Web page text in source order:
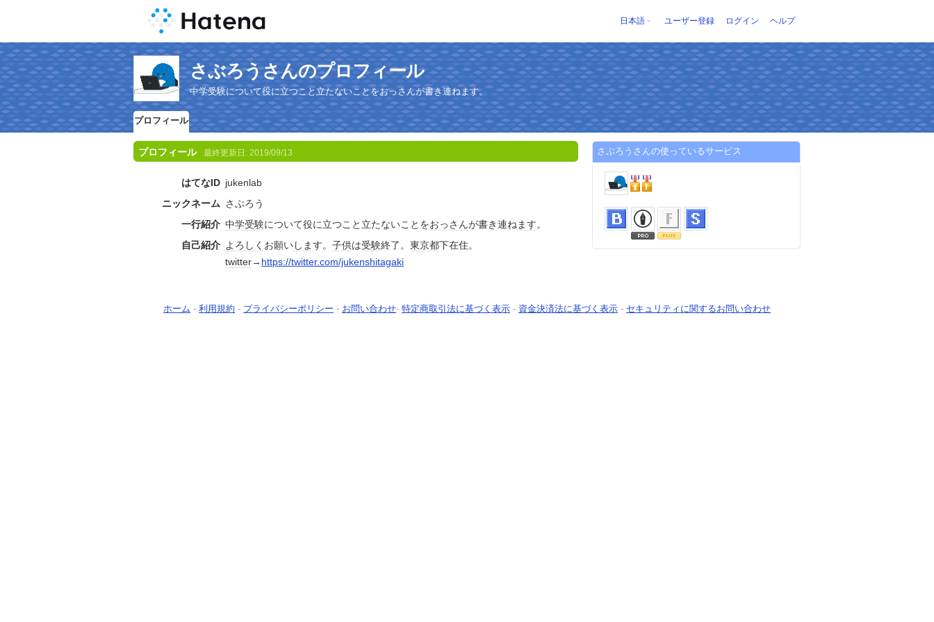
日本語 ユーザー登録 ログイン ヘルプ
さぶろうさんのプロフィール
中学受験について役に立つこと立たないことをおっさんが書き連ねます。
プロフィール
プロフィール 最終更新日: 2019/09/13
はてなID jukenlab
ニックネーム さぶろう
一行紹介 中学受験について役に立つこと立たないことをおっさんが書き連ねます。
自己紹介 よろしく お願いします。 子供は受験終了。 東京都下在住。
twitter→ https://twitter.com/jukenshitagaki
さぶろうさんの使っているサービス
ホーム - 利用規約 - プライバシーポリシー - お問い合わせ- 特定商取引法に基づく表示 - 資金決済法に基づく表示 - セキュリティに関するお問い合わせ